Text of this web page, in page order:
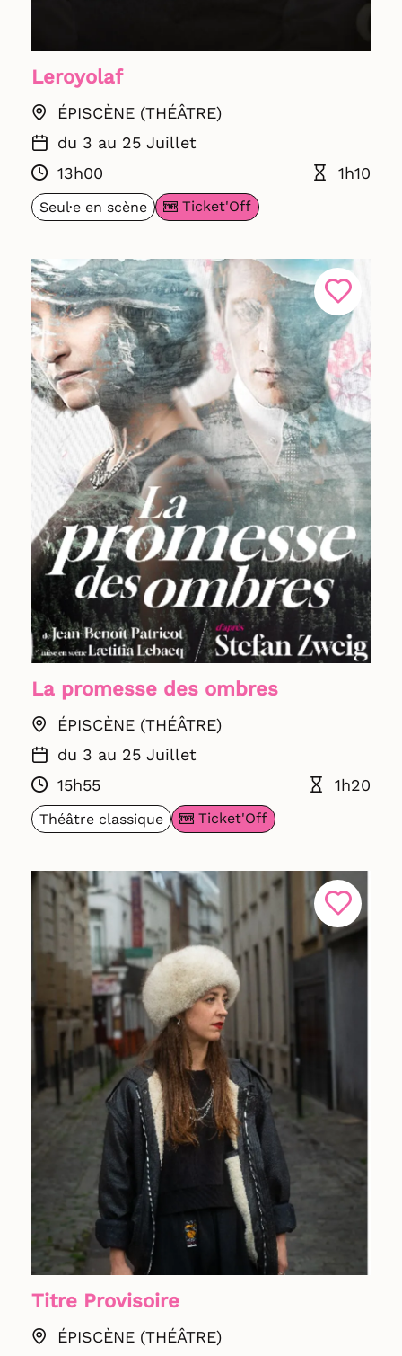
Leroyolaf
ÉPISCÈNE (THÉÂTRE)
du 3 au 25 Juillet
13h00
1h10
Seul·e en scène Ticket'Off
La promesse des ombres
ÉPISCÈNE (THÉÂTRE)
du 3 au 25 Juillet
15h55
1h20
Théâtre classique Ticket'Off
Titre Provisoire
ÉPISCÈNE (THÉÂTRE)